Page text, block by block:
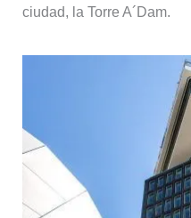
ciudad, la Torre A´Dam.